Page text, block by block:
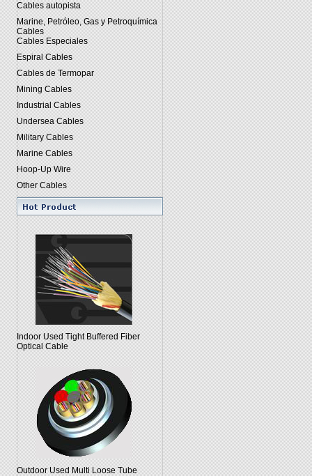
Cables autopista
Marine, Petróleo, Gas y Petroquímica
Cables
Cables Especiales
Espiral Cables
Cables de Termopar
Mining Cables
Industrial Cables
Undersea Cables
Military Cables
Marine Cables
Hoop-Up Wire
Other Cables
Indoor Used Tight Buffered Fiber
Optical Cable
Outdoor Used Multi Loose Tube